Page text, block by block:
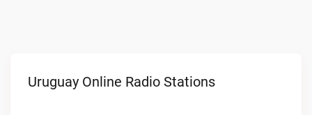
Uruguay Online Radio Stations